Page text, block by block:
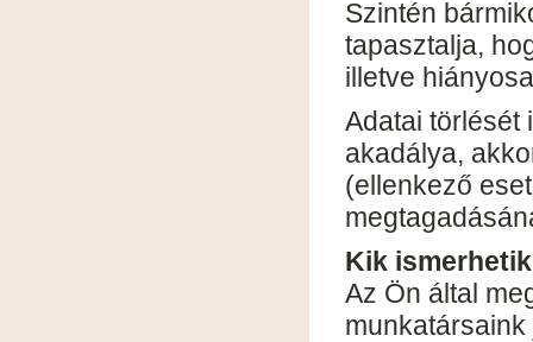
Szintén
tapasztalja,
illetve
Adatai törlését
akadálya,
(ellenkező
Kik
Az Ön által